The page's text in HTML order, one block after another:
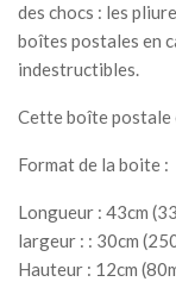
des chocs : les
boîtes postales en
indestructibles.
Cette boîte postale
Format de la boite :
Longueur : 43cm
largeur : : 30cm
Hauteur : 12cm